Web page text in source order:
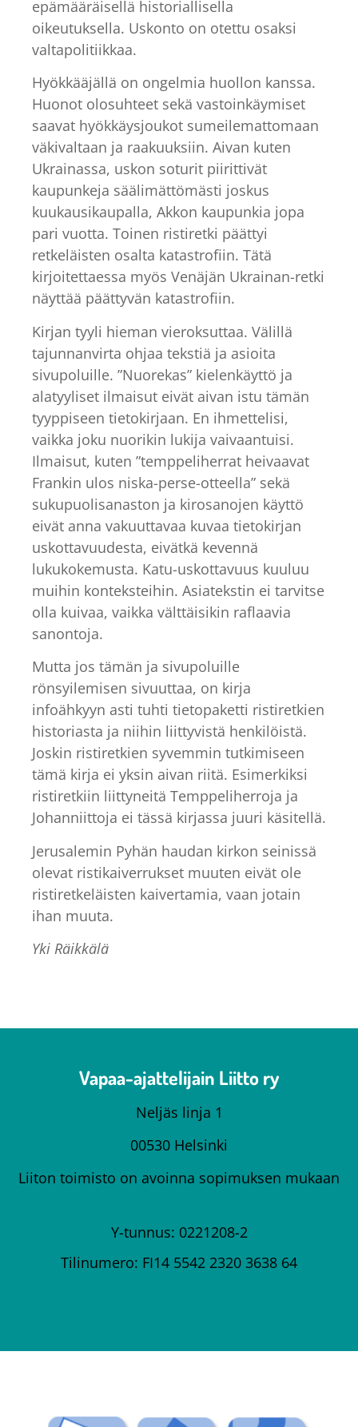
epämääräisellä historiallisella
oikeutuksella. Uskonto on otettu osaksi
valtapolitiikkaa.
Hyökkääjällä on ongelmia huollon kanssa.
Huonot olosuhteet sekä vastoinkäymiset
saavat hyökkäysjoukot sumeilemattomaan
väkivaltaan ja raakuuksiin. Aivan kuten
Ukrainassa, uskon soturit piirittivät
kaupunkeja säälimättömästi joskus
kuukausikaupalla, Akkon kaupunkia jopa
pari vuotta. Toinen ristiretki päättyi
retkeläisten osalta katastrofiin. Tätä
kirjoitettaessa myös Venäjän Ukrainan-retki
näyttää päättyvän katastrofiin.
Kirjan tyyli hieman vieroksuttaa. Välillä
tajunnanvirta ohjaa tekstiä ja asioita
sivupoluille. ”Nuorekas” kielenkäyttö ja
alatyyliset ilmaisut eivät aivan istu tämän
tyyppiseen tietokirjaan. En ihmettelisi,
vaikka joku nuorikin lukija vaivaantuisi.
Ilmaisut, kuten ”temppeliherrat heivaavat
Frankin ulos niska-perse-otteella” sekä
sukupuolisanaston ja kirosanojen käyttö
eivät anna vakuuttavaa kuvaa tietokirjan
uskottavuudesta, eivätkä kevennä
lukukokemusta. Katu-uskottavuus kuuluu
muihin konteksteihin. Asiatekstin ei tarvitse
olla kuivaa, vaikka välttäisikin raflaavia
sanontoja.
Mutta jos tämän ja sivupoluille
rönsyilemisen sivuuttaa, on kirja
infoähkyyn asti tuhti tietopaketti ristiretkien
historiasta ja niihin liittyvistä henkilöistä.
Joskin ristiretkien syvemmin tutkimiseen
tämä kirja ei yksin aivan riitä. Esimerkiksi
ristiretkiin liittyneitä Temppeliherroja ja
Johanniittoja ei tässä kirjassa juuri käsitellä.
Jerusalemin Pyhän haudan kirkon seinissä
olevat ristikaiverrukset muuten eivät ole
ristiretkeläisten kaivertamia, vaan jotain
ihan muuta.
Yki Räikkälä
Vapaa-ajattelijain Liitto ry
Neljäs linja 1
00530 Helsinki
Liiton toimisto on avoinna sopimuksen mukaan
Y-tunnus: 0221208-2
Tilinumero: FI14 5542 2320 3638 64